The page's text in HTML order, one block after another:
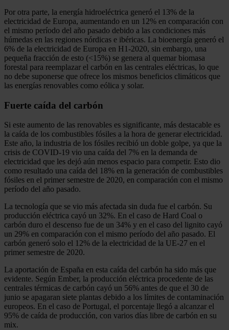
Por otra parte, la energía hidroeléctrica generó el 13% de la
electricidad de Europa, aumentando en un 12% en comparación con
el mismo período del año pasado debido a las condiciones más
húmedas en las regiones nórdicas e ibéricas. La bioenergía generó el
6% de la electricidad de Europa en H1-2020, sin embargo, una
pequeña fracción de esto (<15%) se genera al quemar biomasa
forestal para reemplazar el carbón en las centrales eléctricas, lo que
no debe suponerse que ofrece los mismos beneficios climáticos que
las energías renovables como eólica y solar.
Fuerte caída del carbón
Si este aumento de las renovables es significante, más destacable es
la caída de los combustibles fósiles a la hora de generar electricidad.
Este año, la industria de los fósiles recibió un doble golpe, ya que la
crisis de COVID-19 vio una caída del 7% en la demanda de
electricidad que les dejó aún menos espacio para competir. Esto dio
como resultado una caída del 18% en la generación de combustibles
fósiles en el primer semestre de 2020, en comparación con el mismo
período del año pasado.
La tecnología que se vio más afectada sin duda fue el carbón. Su
producción eléctrica cayó un 32%. En el caso de Hard Coal o
carbón duro el descenso fue de un 34% y en el caso del lignito cayó
un 29% en comparación con el mismo período del año pasado. El
carbón generó solo el 12% de la electricidad de la UE-27 en el
primer semestre de 2020.
La aportación de España en esta caída del carbón ha sido más que
evidente. Según Ember, la producción eléctrica procedente de las
centrales térmicas de carbón cayó un 56% antes de que el 30 de
junio se apagaran siete plantas debido a los límites de contaminación
europeos. En el caso de Portugal, el porcentaje llegó a alcanzar el
95% de caída de producción, con varios días libre de carbón en su
mix.